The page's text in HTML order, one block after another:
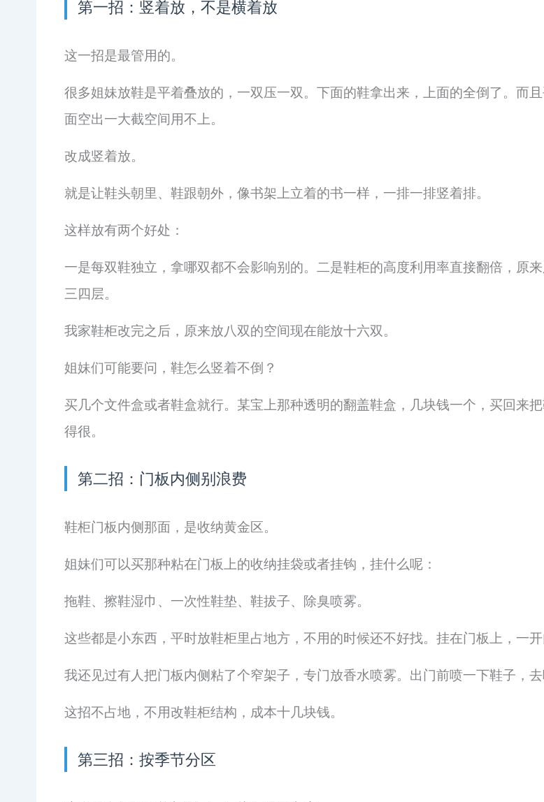
第一招：竖着放，不是横着放
这一招是最管用的。
很多姐妹放鞋是平着叠放的，一双压一双。下面的鞋拿出来，上面的全倒了。而
面空出一大截空间用不上。
改成竖着放。
就是让鞋头朝里、鞋跟朝外，像书架上立着的书一样，一排一排竖着排。
这样放有两个好处：
一是每双鞋独立，拿哪双都不会影响别的。二是鞋柜的高度利用率直接翻倍，原
三四层。
我家鞋柜改完之后，原来放八双的空间现在能放十六双。
姐妹们可能要问，鞋怎么竖着不倒？
买几个文件盒或者鞋盒就行。某宝上那种透明的翻盖鞋盒，几块钱一个，买回来
得很。
第二招：门板内侧别浪费
鞋柜门板内侧那面，是收纳黄金区。
姐妹们可以买那种粘在门板上的收纳挂袋或者挂钩，挂什么呢：
拖鞋、擦鞋湿巾、一次性鞋垫、鞋拔子、除臭喷雾。
这些都是小东西，平时放鞋柜里占地方，不用的时候还不好找。挂在门板上，一开
我还见过有人把门板内侧粘了个窄架子，专门放香水喷雾。出门前喷一下鞋子，去
这招不占地，不用改鞋柜结构，成本十几块钱。
第三招：按季节分区